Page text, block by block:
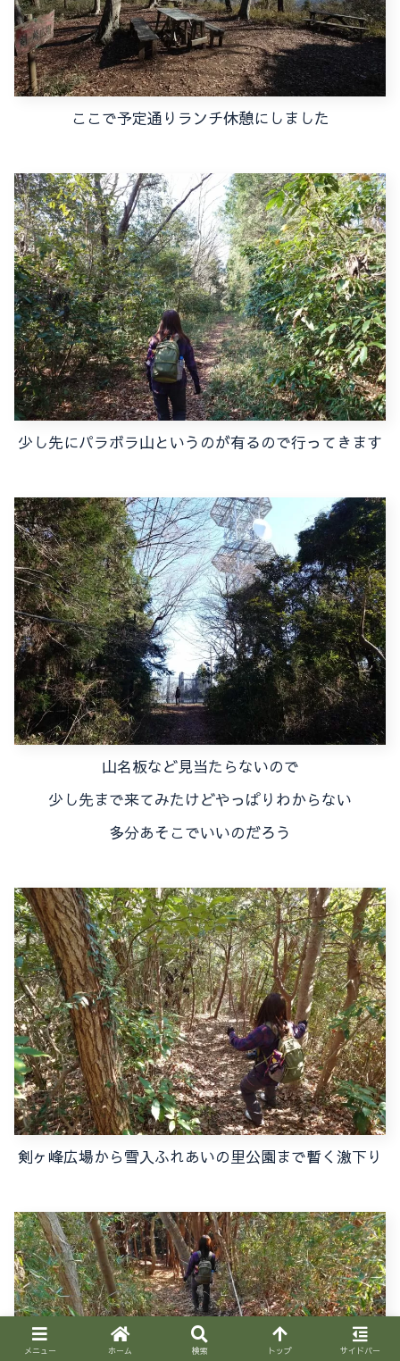
ここで予定通りランチ休憩にしました
少し先にパラボラ山というのが有るので行ってきます
山名板など見当たらないので
少し先まで来てみたけどやっぱりわからない
多分あそこでいいのだろう
剣ヶ峰広場から雪入ふれあいの里公園まで暫く激下り
メニュー ホーム 検索 トップ サイドバー